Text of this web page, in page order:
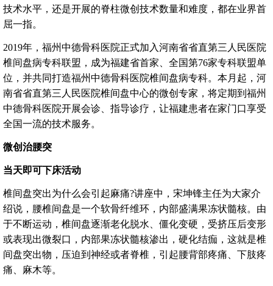
技术水平，还是开展的脊柱微创技术数量和难度，都在业界首
屈一指。
2019年，福州中德骨科医院正式加入河南省省直第三人民医院
椎间盘病专科联盟，成为福建省首家、全国第76家专科联盟单
位，并共同打造福州中德骨科医院椎间盘病专科。本月起，河
南省省直第三人民医院椎间盘中心的微创专家，将定期到福州
中德骨科医院开展会诊、指导诊疗，让福建患者在家门口享受
全国一流的技术服务。
微创治腰突
当天即可下床活动
椎间盘突出为什么会引起麻痛?讲座中，宋坤锋主任为大家介
绍说，腰椎间盘是一个软骨纤维环，内部盛满果冻状髓核。由
于不断运动，椎间盘逐渐老化脱水、僵化变硬，受挤压后变形
或表现出微裂口，内部果冻状髓核渗出，硬化结痂，这就是椎
间盘突出物，压迫到神经或者脊椎，引起腰背部疼痛、下肢疼
痛、麻木等。